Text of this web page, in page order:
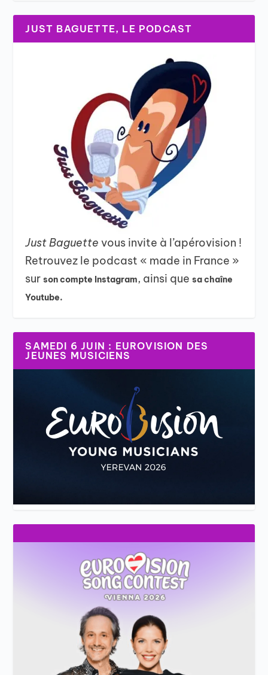
JUST BAGUETTE, LE PODCAST
Just Baguettevous invite à l’apérovision !
Retrouvez le podcast « made in France »
surson compte Instagram, ainsi quesa chaîne
Youtube.
SAMEDI 6 JUIN : EUROVISION DES
JEUNES MUSICIENS